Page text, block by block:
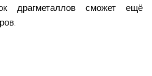
драгметаллов сможет ещё